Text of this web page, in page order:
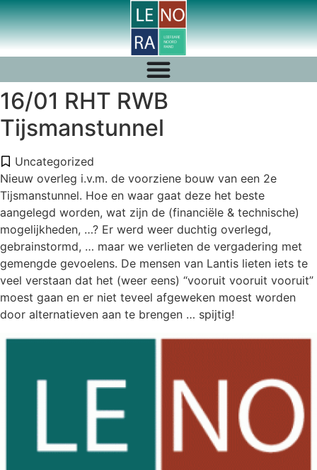
16/01 RHT RWB
Tijsmanstunnel
Uncategorized
Nieuw overleg i.v.m. de voorziene bouw van een 2e
Tijsmanstunnel. Hoe en waar gaat deze het beste
aangelegd worden, wat zijn de (financiële & technische)
mogelijkheden, …? Er werd weer duchtig overlegd,
gebrainstormd, … maar we verlieten de vergadering met
gemengde gevoelens. De mensen van Lantis lieten iets te
veel verstaan dat het (weer eens) “vooruit vooruit vooruit”
moest gaan en er niet teveel afgeweken moest worden
door alternatieven aan te brengen … spijtig!